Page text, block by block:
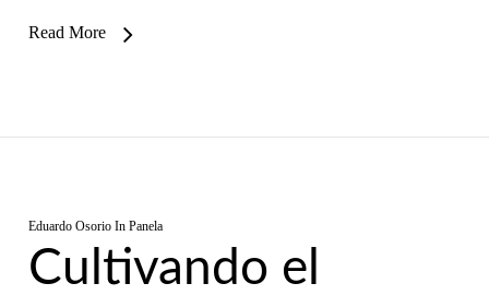
Read More
Eduardo Osorio In Panela
Cultivando el